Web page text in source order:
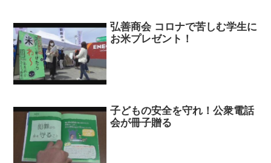
弘善商会 コロナで苦しむ学生に
お米プレゼント！
子どもの安全を守れ！公衆電話
会が冊子贈る